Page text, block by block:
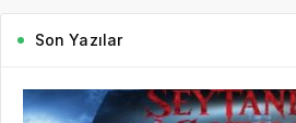
Son Yazılar